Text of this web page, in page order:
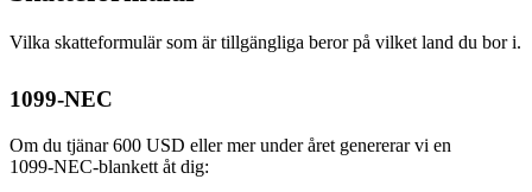
Vilka skatteformulär som är tillgängliga beror på vilket land du bor i.
1099-NEC
Om du tjänar 600 USD eller mer under året genererar vi en
1099‑NEC‑blankett åt dig: